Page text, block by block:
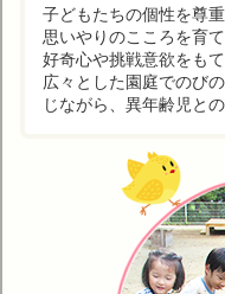
子どもたちの個性を尊
思いやりのこころを育て
好奇心や挑戦意欲をも
広々とした園庭でのび
じながら、異年齢児と